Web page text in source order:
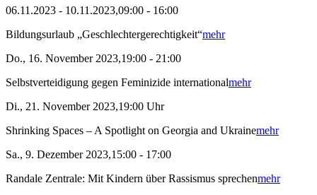
06.11.2023 - 10.11.2023,09:00 - 16:00
Bildungsurlaub „Geschlechtergerechtigkeit“mehr
Do., 16. November 2023,19:00 - 21:00
Selbstverteidigung gegen Feminizide internationalmehr
Di., 21. November 2023,19:00 Uhr
Shrinking Spaces – A Spotlight on Georgia and Ukrainemehr
Sa., 9. Dezember 2023,15:00 - 17:00
Randale Zentrale: Mit Kindern über Rassismus sprechenmehr